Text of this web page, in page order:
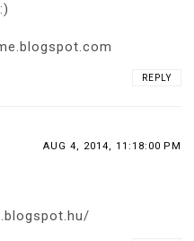
REPLY
AUG 4, 2014, 11:18:00 PM